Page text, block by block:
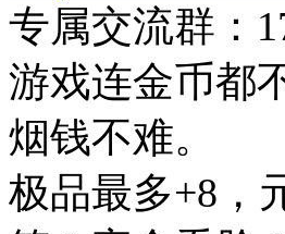
专属交流群：
游戏连金币都
烟钱不难。
极品最多+8，